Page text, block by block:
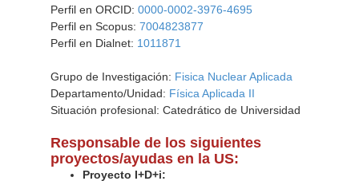
Perfil en ORCID: 0000-0002-3976-4695
Perfil en Scopus: 7004823877
Perfil en Dialnet: 1011871
Grupo de Investigación: Fisica Nuclear Aplicada
Departamento/Unidad: Física Aplicada II
Situación profesional: Catedrático de Universidad
Responsable de los siguientes
proyectos/ayudas en la US:
Proyecto I+D+i: